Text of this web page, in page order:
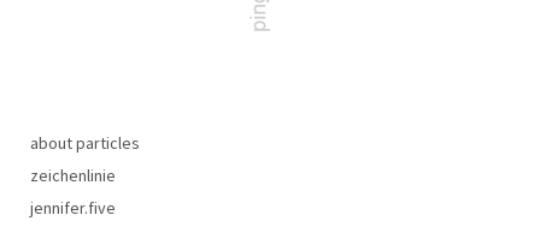
about particles
zeichenlinie
jennifer.five